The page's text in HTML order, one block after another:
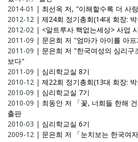
2014-01 | 최선옥 저, "이해할수록 더 사
2012-12 | 제24회 정기총회(14대 회장:
2012-02 | <알트루사 핵없는세상> 사업
2011-09 | 문은희 저 "엄마가 아이를 아
2011-09 | 문은희 저 "한국여성의 심리구
보다"
2011-09 | 심리학교실 8기
2010-12 | 제22회 정기총회(13대 회장:
2010-09 | 심리학교실 7기
2010-09 | 최동안 저 「꽃, 너희들 한해
출판
2010-03 | 심리학교실 6기
2009-12 | 문은희 저 「눈치보는 한국여